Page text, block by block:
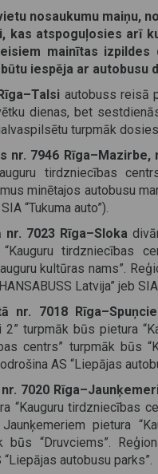
nosaukumu maiņu,
kas atspoguļosies arī
mainītas
iespēja ar autobusu
autobuss reisā
dienas, bet
turpmāk
7946 Rīga–Mazirbe,
tirdzniecības
minētajos autobusu
“Tukuma auto”).
7023 Rīga–Sloka
tirdzniecības
kultūras nams”.
Latvija” jeb SIA
nr. 7018
turpmāk būs pietura
centrs” turpmāk būs
AS “Liepājas
7020
“Kauguru tirdzniecības
pietura
būs “Druvciems”.
autobusu parks”.